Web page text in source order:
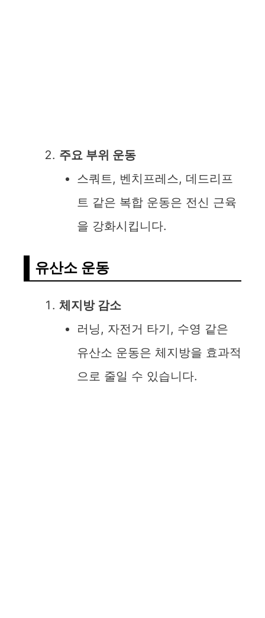
주요 부위 운동
스쿼트, 벤치프레스, 데드리프
트 같은 복합 운동은 전신 근육
을 강화시킵니다.
유산소 운동
체지방 감소
러닝, 자전거 타기, 수영 같은
유산소 운동은 체지방을 효과적
으로 줄일 수 있습니다.